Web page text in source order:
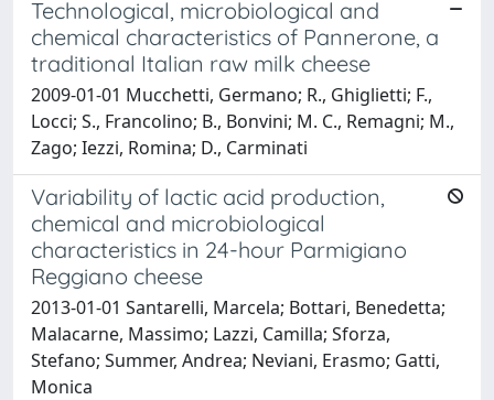
Technological, microbiological and
chemical characteristics of Pannerone, a
traditional Italian raw milk cheese
2009-01-01 Mucchetti, Germano; R., Ghiglietti; F.,
Locci; S., Francolino; B., Bonvini; M. C., Remagni; M.,
Zago; Iezzi, Romina; D., Carminati
Variability of lactic acid production,
chemical and microbiological
characteristics in 24-hour Parmigiano
Reggiano cheese
2013-01-01 Santarelli, Marcela; Bottari, Benedetta;
Malacarne, Massimo; Lazzi, Camilla; Sforza,
Stefano; Summer, Andrea; Neviani, Erasmo; Gatti,
Monica